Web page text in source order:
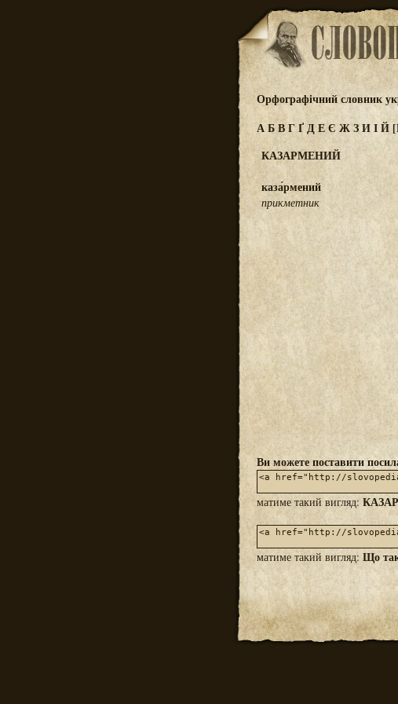
Орфографічний словник
АБВГҐДЕЄ ЖЗИІЙ
КАЗАРМЕНИЙ
каза́рмений
прикметник
Ви можете поставити
матиме такий вигляд:
матиме такий вигляд: Що